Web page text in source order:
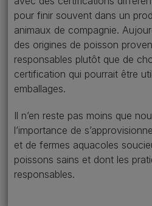
pour finir souvent dans un
animaux de compagnie.
des origines de poisson
responsables plutôt que de
certification qui pourrait être
emballages.
Il n’en reste pas moins que
l’importance de
et de fermes aquacoles
poissons sains et dont les
responsables.